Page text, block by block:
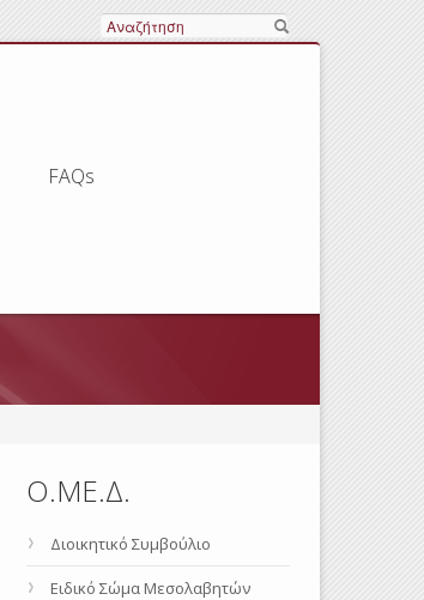
Αναζήτηση
FAQs
Ο.ΜΕ.Δ.
Διοικητικό Συμβούλιο
Ειδικό Σώμα Μεσολαβητών